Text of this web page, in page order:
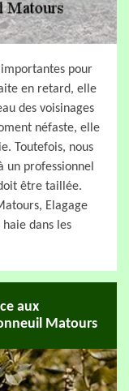
pour
en retard, elle
des voisinages
néfaste, elle
Toutefois, nous
un professionnel
être taillée.
Elagage
dans les
aux
Matours